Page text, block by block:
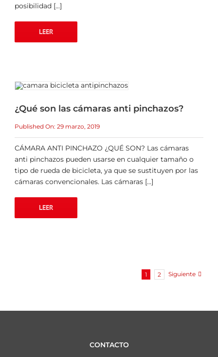
posibilidad [...]
LEER
¿Qué son las cámaras anti pinchazos?
Published On: 29 marzo, 2019
CÁMARA ANTI PINCHAZO ¿QUÉ SON? Las cámaras
anti pinchazos pueden usarse en cualquier tamaño o
tipo de rueda de bicicleta, ya que se sustituyen por las
cámaras convencionales. Las cámaras [...]
LEER
1 2 Siguiente
CONTACTO